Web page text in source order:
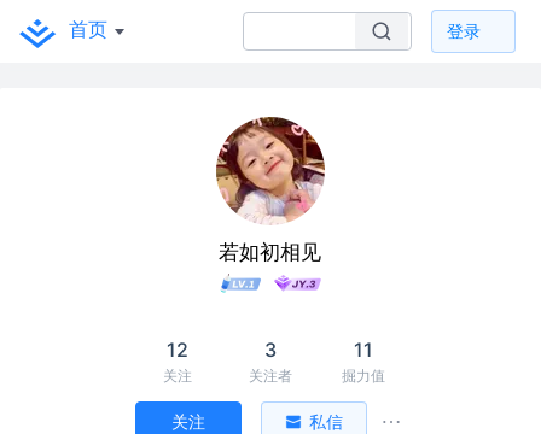
首页 登录
若如初相见
12
关注
3
关注者
11
掘力值
关注 私信